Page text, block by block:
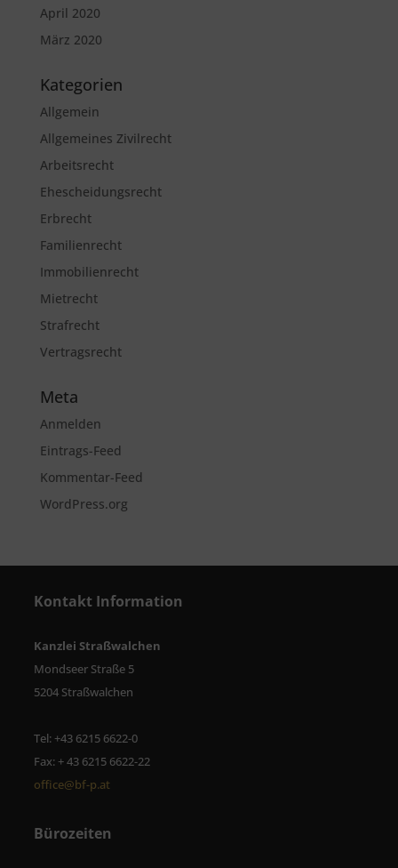
April 2020
März 2020
Kategorien
Allgemein
Allgemeines Zivilrecht
Arbeitsrecht
Ehescheidungsrecht
Erbrecht
Familienrecht
Immobilienrecht
Mietrecht
Strafrecht
Vertragsrecht
Meta
Anmelden
Eintrags-Feed
Kommentar-Feed
WordPress.org
Kontakt Information
Kanzlei Straßwalchen
Mondseer Straße 5
5204 Straßwalchen
Tel: +43 6215 6622-0
Fax: + 43 6215 6622-22
office@bf-p.at
Bürozeiten